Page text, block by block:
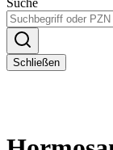
Suche
Schließen